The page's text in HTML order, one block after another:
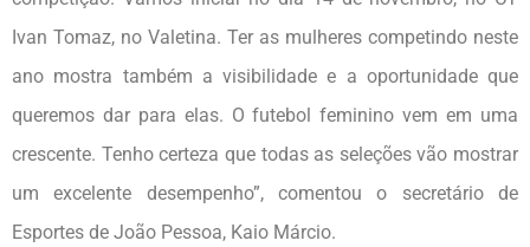
Ivan Tomaz, no Valetina. Ter as mulheres competindo neste
ano mostra também a visibilidade e a oportunidade que
queremos dar para elas. O futebol feminino vem em uma
crescente. Tenho certeza que todas as seleções vão mostrar
um excelente desempenho”, comentou o secretário de
Esportes de João Pessoa, Kaio Márcio.